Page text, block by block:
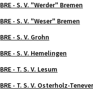
BRE - S. V. "Werder" Bremen
BRE - S. V. "Weser" Bremen
BRE - S. V. Grohn
BRE - S. V. Hemelingen
BRE - T. S. V. Lesum
BRE - T. S. V. Osterholz-